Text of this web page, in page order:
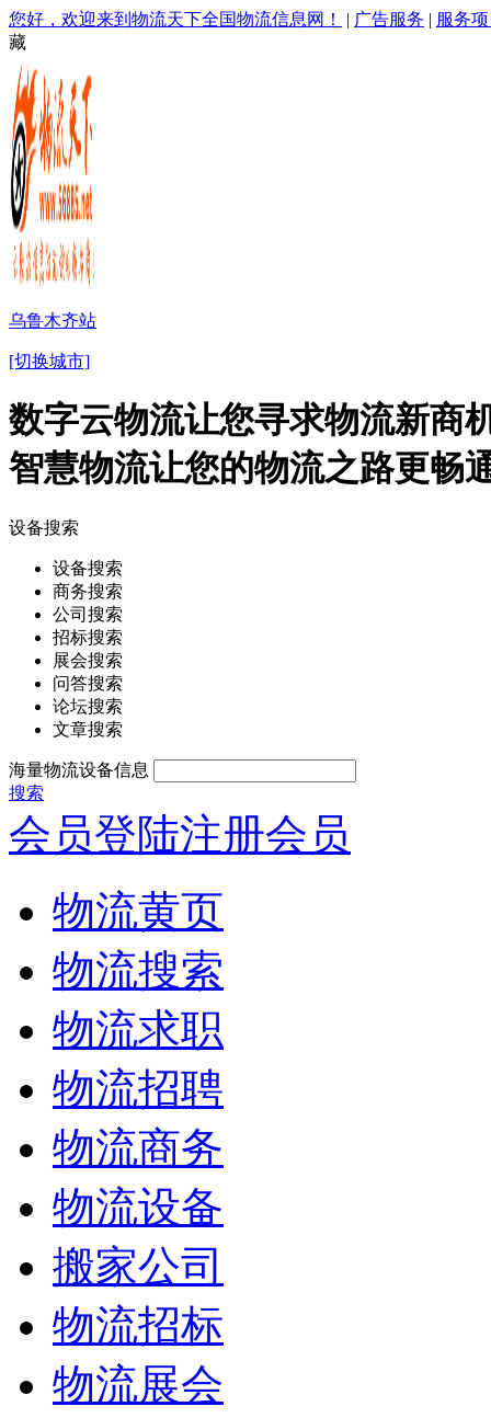
您好，欢迎来到物流天下全国物流信息网！ | 广告服务 | 服务
藏
乌鲁木齐站
[切换城市]
数字云物流让您寻求物流新商
智慧物流让您的物流之路更畅
设备搜索
设备搜索
商务搜索
公司搜索
招标搜索
展会搜索
问答搜索
论坛搜索
文章搜索
海量物流设备信息
搜索
会员登陆注册会员
物流黄页
物流搜索
物流求职
物流招聘
物流商务
物流设备
搬家公司
物流招标
物流展会